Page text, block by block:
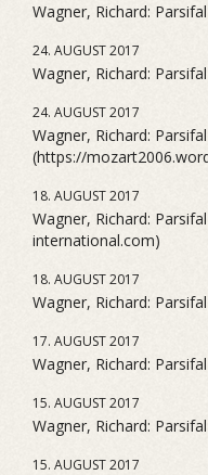
Wagner, Richard:
24. AUGUST 2017
Wagner, Richard:
24. AUGUST 2017
Wagner, Richard: Parsifal
(https://
18. AUGUST 2017
Wagner, Richard:
international.com)
18. AUGUST 2017
Wagner, Richard:
17. AUGUST 2017
Wagner, Richard:
15. AUGUST 2017
Wagner, Richard:
15. AUGUST 2017